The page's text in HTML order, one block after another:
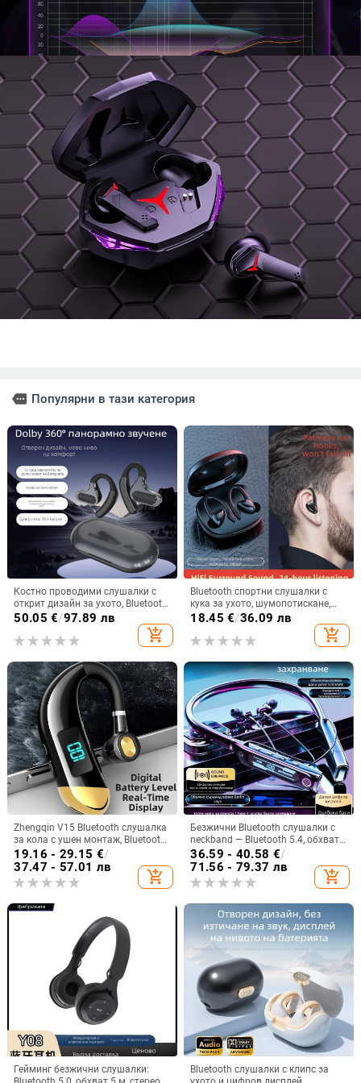
more Популярни в тази категория
Костно проводими слушалки с
открит дизайн за ухото, Bluetooth
5.4, обхват 10 м, IPX7
водоустойчивост, над 8 часа
работа
50.05 €/97.89 лв
add_shopping_cart
Bluetooth спортни слушалки с
кука за ухото, шумопотискане,
Bluetooth 5.2, обхват 5 м, батерия
18.45 €/36.09 лв
add_shopping_cart
Zhengqin V15 Bluetooth слушалка
за кола с ушен монтаж, Bluetooth
5.2, цифров дисплей, живот на
батерията над 8 ч, обхват 10 м,
IPX3 водоустойчива
19.16 - 29.15 €/
37.47 - 57.01 лв
add_shopping_cart
Безжични Bluetooth слушалки с
neckband — Bluetooth 5.4, обхват
10 м, живот на батерията над 8 ч,
стерео звук, цифров дисплей
36.59 - 40.58 €/
71.56 - 79.37 лв
add_shopping_cart
Гейминг безжични слушалки:
Bluetooth слушалки с клипс за